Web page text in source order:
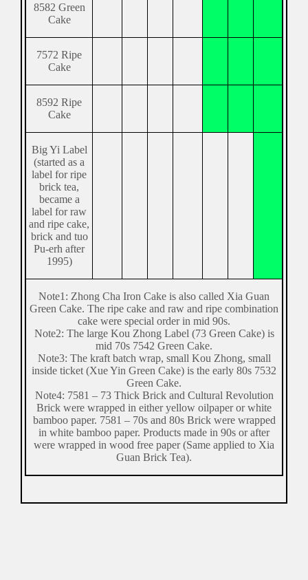
8582 Green
Cake
7572 Ripe
Cake
8592 Ripe
Cake
Big Yi Label
(started as a
label for ripe
brick tea,
became a
label for raw
and ripe cake,
brick and tuo
Pu-erh after
1995)
Note1: Zhong Cha Iron Cake is also called Xia Guan
Green Cake. The ripe cake and raw and ripe combination
cake were special order in mid 90s.
Note2: The large Kou Zhong Label (73 Green Cake) is
mid 70s 7542 Green Cake.
Note3: The kraft batch wrap, small Kou Zhong, small
inside ticket (Xue Yin Green Cake) is the early 80s 7532
Green Cake.
Note4: 7581 – 73 Thick Brick and Cultural Revolution
Brick were wrapped in either yellow oilpaper or white
bamboo paper. 7581 – 70s and 80s Brick were wrapped
in white bamboo paper. Products made in 90s or after
were wrapped in wood free paper (Same applied to Xia
Guan Brick Tea).